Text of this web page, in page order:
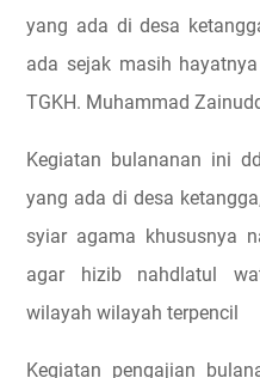
yang ada di desa
ada sejak masih
TGKH. Muhammad
Kegiatan bulananan ini
yang ada di desa
syiar agama khususnya
agar hizib nahdlatul
wilayah wilayah terpencil
Kegiatan pengajian